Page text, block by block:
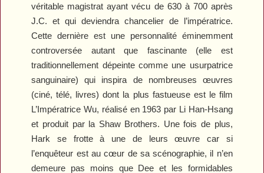
véritable magistrat ayant vécu de 630 à 700 après
J.C. et qui deviendra chancelier de l’impératrice.
Cette dernière est une personnalité éminemment
controversée autant que fascinante (elle est
traditionnellement dépeinte comme une usurpatrice
sanguinaire) qui inspira de nombreuses œuvres
(ciné, télé, livres) dont la plus fastueuse est le film
L’Impératrice Wu, réalisé en 1963 par Li Han-Hsang
et produit par la Shaw Brothers. Une fois de plus,
Hark se frotte à une de leurs œuvre car si
l’enquêteur est au cœur de sa scénographie, il n’en
demeure pas moins que Dee et les formidables